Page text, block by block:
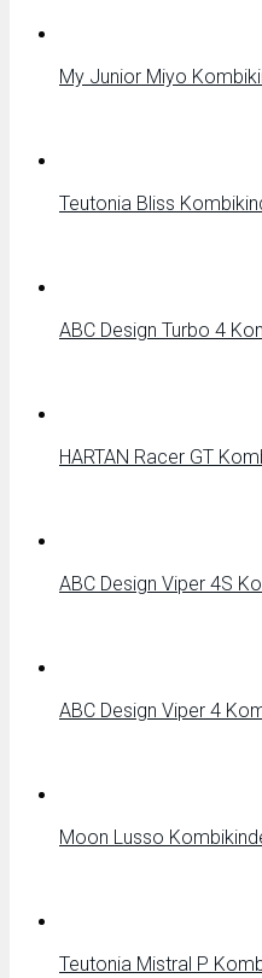
My Junior Miyo
Teutonia Bliss
ABC Design Turbo 4
HARTAN Racer GT
ABC Design Viper 4S
ABC Design Viper 4
Moon Lusso
Teutonia Mistral P